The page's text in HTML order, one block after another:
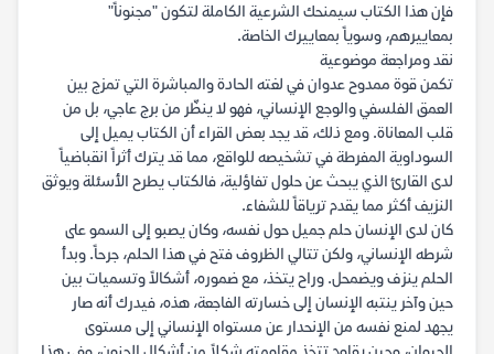
فإن هذا الكتاب سيمنحك الشرعية الكاملة لتكون "مجنوناً"
بمعاييرهم، وسوياً بمعاييرك الخاصة.
نقد ومراجعة موضوعية
تكمن قوة ممدوح عدوان في لغته الحادة والمباشرة التي تمزج بين
العمق الفلسفي والوجع الإنساني، فهو لا ينظّر من برج عاجي، بل من
قلب المعاناة. ومع ذلك، قد يجد بعض القراء أن الكتاب يميل إلى
السوداوية المفرطة في تشخيصه للواقع، مما قد يترك أثراً انقباضياً
لدى القارئ الذي يبحث عن حلول تفاؤلية، فالكتاب يطرح الأسئلة ويوثق
النزيف أكثر مما يقدم ترياقاً للشفاء.
كان لدى الإنسان حلم جميل حول نفسه، وكان يصبو إلى السمو على
شرطه الإنساني، ولكن تتالي الظروف فتح في هذا الحلم، جرحاً. وبدأ
الحلم ينزف ويضمحل. وراح يتخذ، مع ضموره، أشكالاً وتسميات بين
حين وآخر ينتبه الإنسان إلى خسارته الفاجعة، هذه، فيدرك أنه صار
يجهد لمنع نفسه من الإنحدار عن مستواه الإنساني إلى مستوى